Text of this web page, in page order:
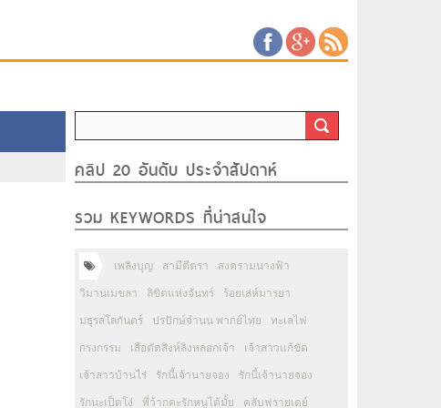
คลิป 20 อันดับ ประจำสัปดาห์
รวม KEYWORDS ที่น่าสนใจ
เพลิงบุญ สามีตีตรา สงครามนางฟ้า
วิมานเมขลา ลิขิตแห่งจันทร์ ร้อยเล่ห์มารยา
มธุรสโลกันตร์ ปรปักษ์จำนน พากย์ไทย ทะเลไฟ
กรงกรรม เสือตัดสิงห์ลิงหลอกเจ้า เจ้าสาวแก้ขัด
เจ้าสาวบ้านไร่ รักนี้เจ้านายจอง รักนี้เจ้านายจอง
รักนะเป็ดโง่ พี่ว้ากคะรักหนูได้มั้ย คลับฟรายเดย์